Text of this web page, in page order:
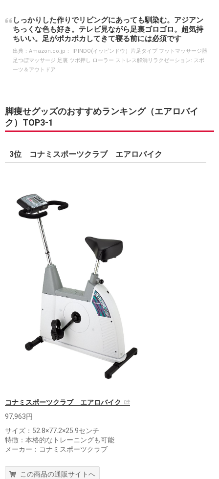
しっかりした作りでリビングにあっても馴染む。アジアン
ちっくな色も好き。テレビ見ながら足裏ゴロゴロ。超気持
ちいい。足がポカポカしてきて寝る前には必須です
出典： Amazon.co.jp： IPINDO(イッピンドウ）片足タイプ フットマッサージ器
足つぼマッサージ 足裏 ツボ押し ローラー ストレス解消リラクゼーション: スポ
ーツ＆アウトドア
脚痩せグッズのおすすめランキング（エアロバイ
ク）TOP3-1
3位 コナミスポーツクラブ エアロバイク
コナミスポーツクラブ エアロバイク
97,963円
サイズ：52.8×77.2×25.9センチ
特徴：本格的なトレーニングも可能
メーカー：コナミスポーツクラブ
この商品の通販サイトへ